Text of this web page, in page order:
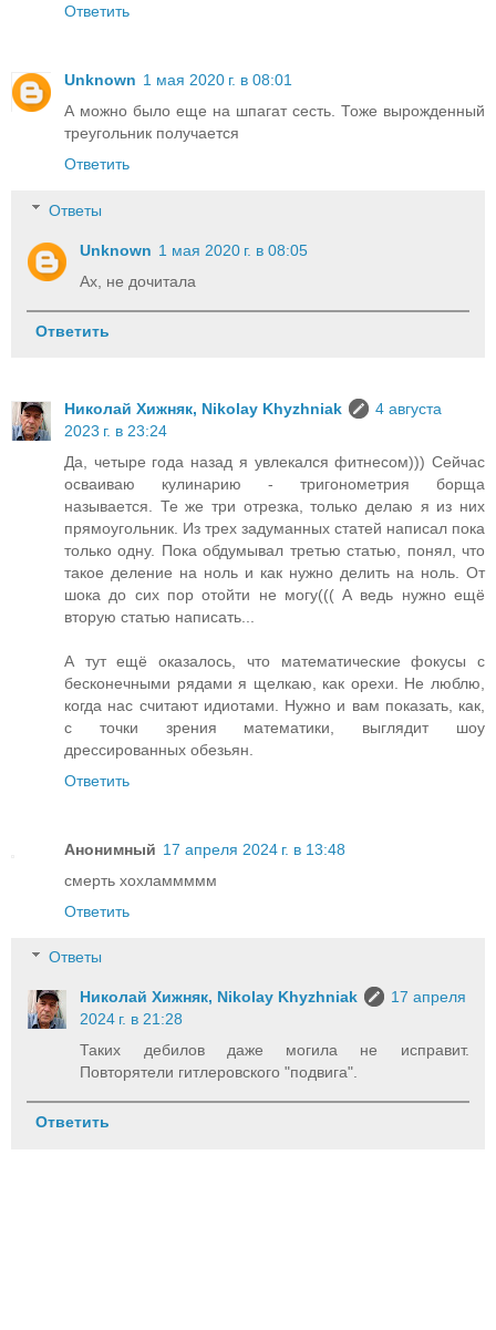
Ответить
Unknown 1 мая 2020 г. в 08:01
А можно было еще на шпагат сесть. Тоже вырожденный
треугольник получается
Ответить
Ответы
Unknown 1 мая 2020 г. в 08:05
Ах, не дочитала
Ответить
Николай Хижняк, Nikolay Khyzhniak
4 августа
2023 г. в 23:24
Да, четыре года назад я увлекался фитнесом))) Сейчас
осваиваю кулинарию - тригонометрия борща
называется. Те же три отрезка, только делаю я из них
прямоугольник. Из трех задуманных статей написал пока
только одну. Пока обдумывал третью статью, понял, что
такое деление на ноль и как нужно делить на ноль. От
шока до сих пор отойти не могу((( А ведь нужно ещё
вторую статью написать...
А тут ещё оказалось, что математические фокусы с
бесконечными рядами я щелкаю, как орехи. Не люблю,
когда нас считают идиотами. Нужно и вам показать, как,
с точки зрения математики, выглядит шоу
дрессированных обезьян.
Ответить
Анонимный 17 апреля 2024 г. в 13:48
смерть хохламмммм
Ответить
Ответы
Николай Хижняк, Nikolay Khyzhniak
17 апреля
2024 г. в 21:28
Таких дебилов даже могила не исправит.
Повторятели гитлеровского "подвига".
Ответить